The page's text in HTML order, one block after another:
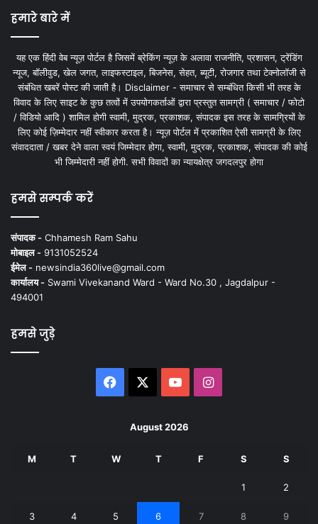
हमारे बारे में
यह एक हिंदी वेब न्यूज़ पोर्टल है जिसमें ब्रेकिंग न्यूज़ के अलावा राजनीति, प्रशासन, ट्रेंडिंग
न्यूज, बॉलीवुड, खेल जगत, लाइफस्टाइल, बिजनेस, सेहत, ब्यूटी, रोजगार तथा टेक्नोलॉजी से
संबंधित खबरें पोस्ट की जाती है। Disclaimer - समाचार से सम्बंधित किसी भी तरह के
विवाद के लिए साइट के कुछ तत्वों में उपयोगकर्ताओं द्वारा प्रस्तुत सामग्री ( समाचार / फोटो
/ विडियो आदि ) शामिल होगी स्वामी, मुद्रक, प्रकाशक, संपादक इस तरह के सामग्रियों के
लिए कोई ज़िम्मेदार नहीं स्वीकार करता है। न्यूज़ पोर्टल में प्रकाशित ऐसी सामग्री के लिए
संवाददाता / खबर देने वाला स्वयं जिम्मेदार होगा, स्वामी, मुद्रक, प्रकाशक, संपादक की कोई
भी जिम्मेदारी नहीं होगी. सभी विवादों का न्यायक्षेत्र जगदलपुर होगा
हमसे सम्पर्क करें
संपादक - Chhamesh Ram Sahu
मोबाइल - 9131052524
ईमेल - newsindia360live@gmail.com
कार्यालय - Swami Vivekanand Ward - Ward No.30 , Jagdalpur -
494001
हमसे जुड़े
Facebook YouTubeInstagram
August 2026
M T W T F S S
1 2
3 4 5 6 7 8 9